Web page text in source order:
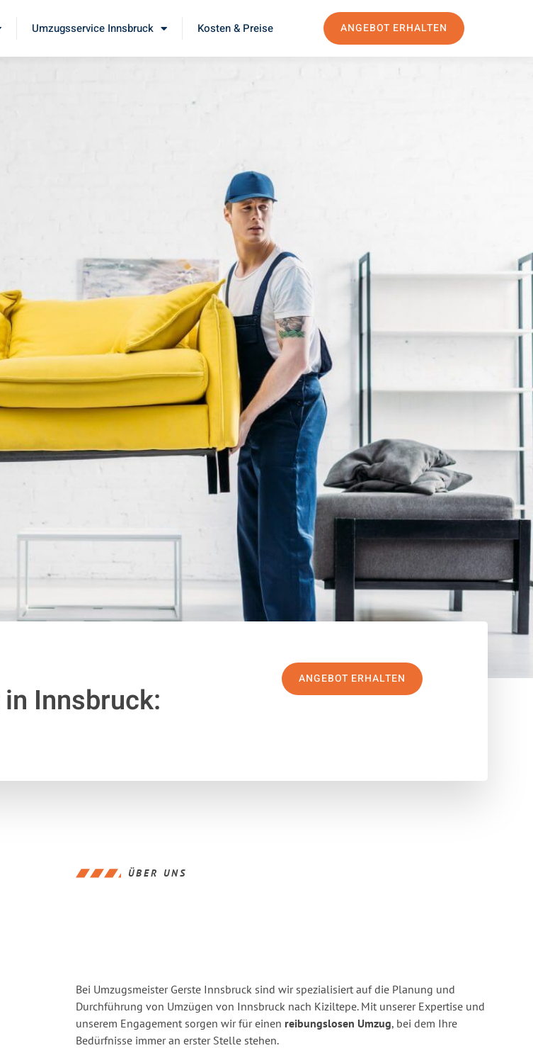
Umzugsservice Innsbruck Kosten & Preise ANGEBOT ERHALTEN
in Innsbruck:
ANGEBOT ERHALTEN
ÜBER UNS
Bei Umzugsmeister Gerste Innsbruck sind wir spezialisiert auf die Planung und
Durchführung von Umzügen von Innsbruck nach Kiziltepe. Mit unserer Expertise und
unserem Engagement sorgen wir für einen reibungslosen Umzug, bei dem Ihre
Bedürfnisse immer an erster Stelle stehen.